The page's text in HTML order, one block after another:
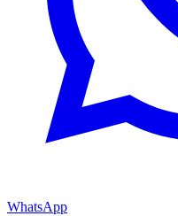
WhatsApp